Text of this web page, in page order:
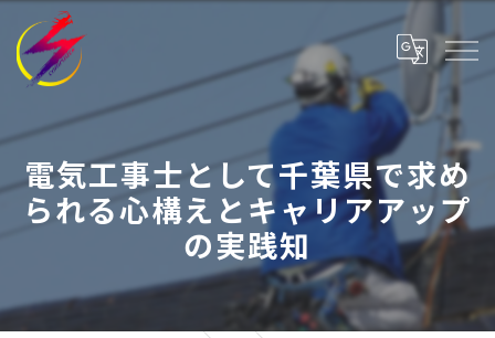
電気工事士として千葉県で求め
られる心構えとキャリアアップ
の実践知